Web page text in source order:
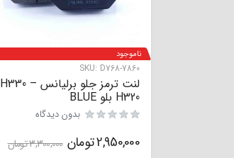
ناموجود
SKU: D768-7860
لنت ترمز جلو برلیانس H330 –
H320 بلو BLUE
بدون دیدگاه
2,950,000تومان 3,300,000تومان